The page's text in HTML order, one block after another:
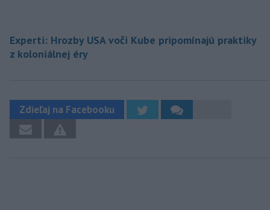
Experti: Hrozby USA voči Kube pripomínajú praktiky
z koloniálnej éry
Zdieľaj na Facebooku